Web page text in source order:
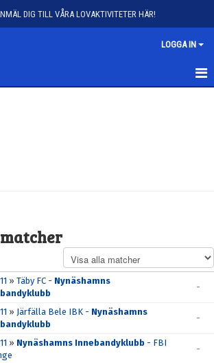
DIG TILL VÅRA LOVAKTIVITETER HÄR!
LOGGA IN
» Täby FC - Nynäshamns
-
» Järfälla Bele IBK - Nynäshamns
-
» Nynäshamns Innebandyklubb - FBI
-